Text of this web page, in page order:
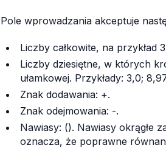
Pole wprowadzania akceptuje
Liczby całkowite, na przykład
Liczby dziesiętne, w których
ułamkowej. Przykłady: 3,0;
Znak dodawania: +.
Znak odejmowania: -.
Nawiasy: (). Nawiasy okrągłe
oznacza, że poprawne